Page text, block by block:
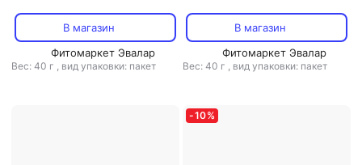
микроэлементами, 40 г
В магазин
Фитомаркет Эвалар
Вес: 40 г , вид упаковки: пакет
микроэлементами, 40 г
В магазин
Фитомаркет Эвалар
Вес: 40 г , вид упаковки: пакет
-10%